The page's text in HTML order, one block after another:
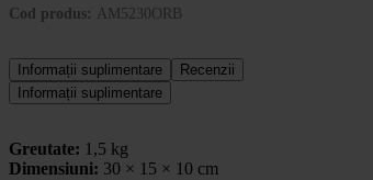
Cod produs: AM5230ORB
Informații suplimentare
Recenzii
Informații suplimentare
Greutate: 1,5 kg
Dimensiuni: 30 × 15 × 10 cm